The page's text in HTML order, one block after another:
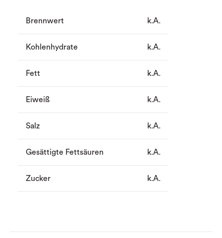
Brennwert k.A.
Kohlenhydrate k.A.
Fett k.A.
Eiweiß k.A.
Salz k.A.
Gesättigte Fettsäuren k.A.
Zucker k.A.